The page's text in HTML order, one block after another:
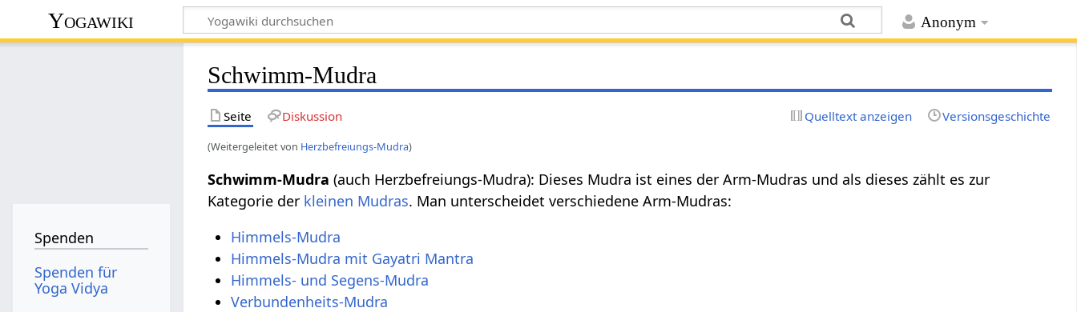
Anonym
Yogawiki
Schwimm-Mudra
Seite Diskussion Quelltext anzeigen Versionsgeschichte
(Weitergeleitet von Herzbefreiungs-Mudra)
Schwimm-Mudra (auch Herzbefreiungs-Mudra): Dieses Mudra ist eines der Arm-Mudras und als dieses zählt es zur
Kategorie der kleinen Mudras. Man unterscheidet verschiedene Arm-Mudras:
Himmels-Mudra
Himmels-Mudra mit Gayatri Mantra
Himmels- und Segens-Mudra
Verbundenheits-Mudra
Spenden
Spenden für
Yoga Vidya